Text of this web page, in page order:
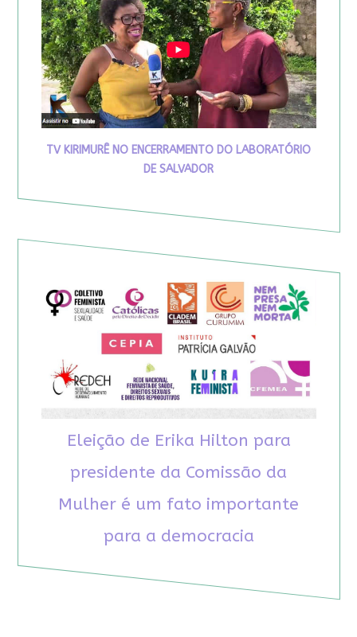
TV KIRIMURÊ NO ENCERRAMENTO DO LABORATÓRIO
DE SALVADOR
Eleição de Erika Hilton para
presidente da Comissão da
Mulher é um fato importante
para a democracia